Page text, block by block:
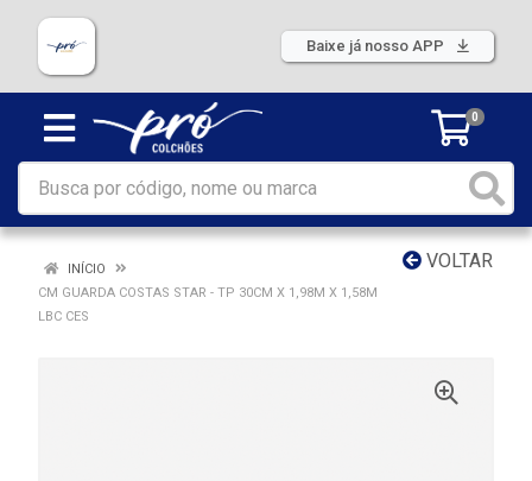
Baixe já nosso APP
0
VOLTAR
INÍCIO
CM GUARDA COSTAS STAR - TP 30CM X 1,98M X 1,58M
LBC CES